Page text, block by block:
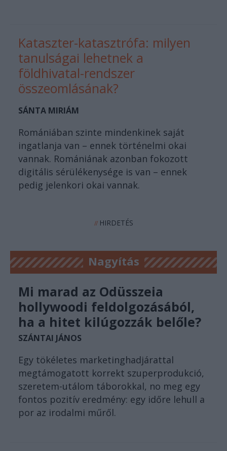
Kataszter-katasztrófa: milyen
tanulságai lehetnek a
földhivatal-rendszer
összeomlásának?
SÁNTA MIRIÁM
Romániában szinte mindenkinek saját
ingatlanja van – ennek történelmi okai
vannak. Romániának azonban fokozott
digitális sérülékenysége is van – ennek
pedig jelenkori okai vannak.
//HIRDETÉS
Nagyítás
Mi marad az Odüsszeia
hollywoodi feldolgozásából,
ha a hitet kilúgozzák belőle?
SZÁNTAI JÁNOS
Egy tökéletes marketinghadjárattal
megtámogatott korrekt szuperprodukció,
szeretem-utálom táborokkal, no meg egy
fontos pozitív eredmény: egy időre lehull a
por az irodalmi műről.